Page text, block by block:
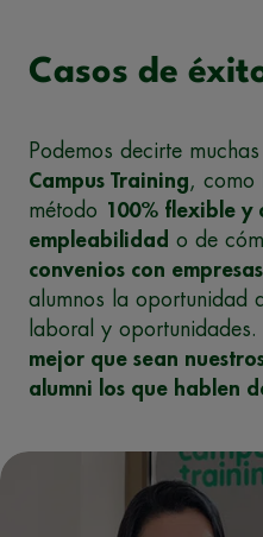
Casos de
Podemos decirte muchas
Campus Training, como
método 100% flexible
empleabilidad o de
convenios con empresas
alumnos la oportunidad
laboral y oportunidades.
mejor que sean
alumni los que hablen